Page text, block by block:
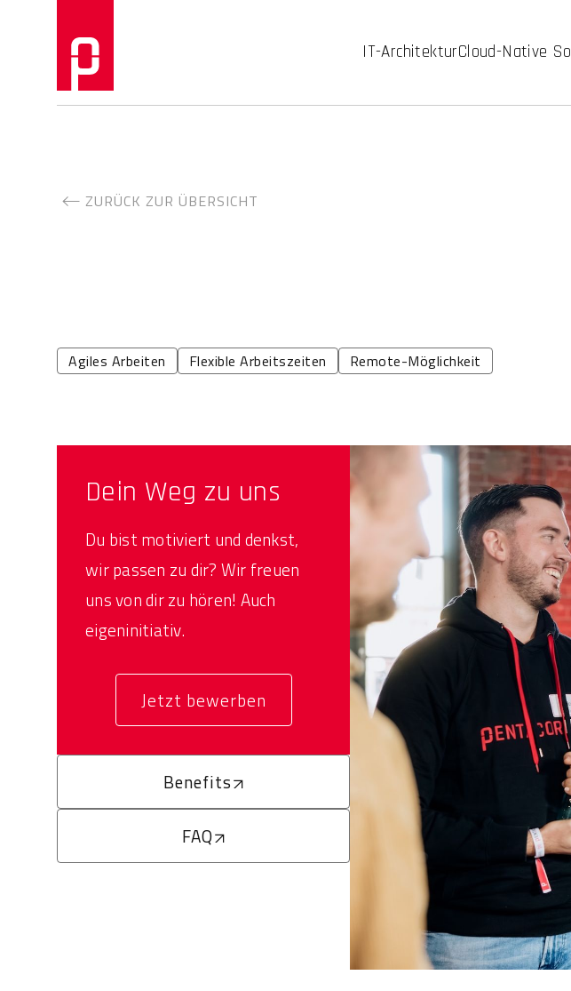
IT-ArchitekturCloud-Native
ZURÜCK ZUR ÜBERSICHT
Agiles Arbeiten Flexible Arbeitszeiten Remote-Möglichkeit
Dein Weg zu uns
Du bist motiviert und denkst,
wir passen zu dir? Wir freuen
uns von dir zu hören! Auch
eigeninitiativ.
Jetzt bewerben
Benefits
FAQ